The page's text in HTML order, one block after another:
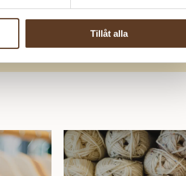
Tillåt alla
Tips & tekniker